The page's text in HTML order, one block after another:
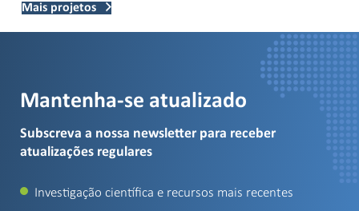
Mais projetos
Mantenha-se atualizado
Subscreva a nossa newsletter para receber
atualizações regulares
Investigação científica e recursos mais recentes